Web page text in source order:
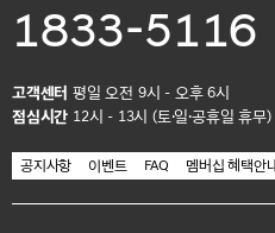
1833-5116
고객센터 평일 오전 9시 - 오후 6시
점심시간 12시 - 13시 (토·일·공휴일 휴무)
공지사항 이벤트 FAQ 멤버십 혜택안